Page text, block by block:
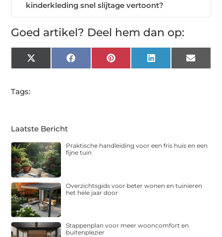
kinderkleding snel slijtage vertoont?
Goed artikel? Deel hem dan op:
X
(Twitter)
FacebookPinterest LinkedIn Email
Tags:
Laatste Bericht
Praktische handleiding voor een fris huis en een
fijne tuin
Overzichtsgids voor beter wonen en tuinieren
het hele jaar door
Stappenplan voor meer wooncomfort en
buitenplezier